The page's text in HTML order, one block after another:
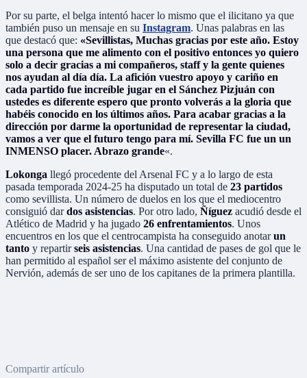
Por su parte, el belga intentó hacer lo mismo que el ilicitano ya que
también puso un mensaje en su Instagram. Unas palabras en las
que destacó que: «Sevillistas, Muchas gracias por este año. Estoy
una persona que me alimento con el positivo entonces yo quiero
solo a decir gracias a mi compañeros, staff y la gente quienes
nos ayudan al día día. La afición vuestro apoyo y cariño en
cada partido fue increíble jugar en el Sánchez Pizjuán con
ustedes es diferente espero que pronto volverás a la gloria que
habéis conocido en los últimos años. Para acabar gracias a la
dirección por darme la oportunidad de representar la ciudad,
vamos a ver que el futuro tengo para mí. Sevilla FC fue un un
INMENSO placer. Abrazo grande«.
Lokonga llegó procedente del Arsenal FC y a lo largo de esta
pasada temporada 2024-25 ha disputado un total de 23 partidos
como sevillista. Un número de duelos en los que el mediocentro
consiguió dardos asistencias. Por otro lado, Ñíguez acudió desde el
Atlético de Madrid y ha jugado 26 enfrentamientos. Unos
encuentros en los que el centrocampista ha conseguido anotarun
tanto y repartirseis asistencias. Una cantidad de pases de gol que le
han permitido al español ser el máximo asistente del conjunto de
Nervión, además de ser uno de los capitanes de la primera plantilla.
Compartir artículo